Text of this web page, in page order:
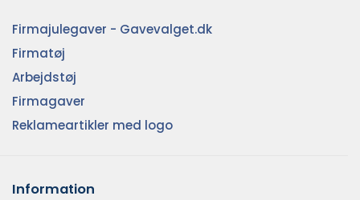
Firmajulegaver - Gavevalget.dk
Firmatøj
Arbejdstøj
Firmagaver
Reklameartikler med logo
Information